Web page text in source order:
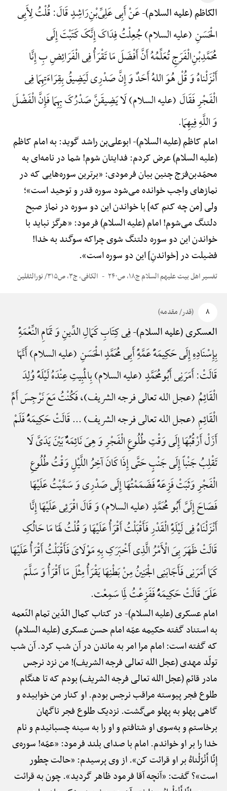
الکاظم (علیه السلام)-عَنْ أَبِی عَلِیِّ‌بْنِ‌رَاشِدٍ قَالَ: قُلْتُ لِأَبِی
الْحَسَنِ (علیه السلام) جُعِلْتُ فِدَاکَ إِنَّکَ کَتَبْتَ إِلَی
مُحَمَّدِ‌بْنِ‌الْفَرَجِ تُعَلِّمُهُ أَنَّ أَفْضَلَ مَا تَقْرَأُ فِی الْفَرَائِضِ بِ إِنَّا
أَنْزَلْناهُ وَ قُلْ هُوَ اللهُ أَحَدٌ وَ إِنَّ صَدْرِی لَیَضِیقُ بِقِرَاءَتِهِمَا فِی
الْفَجْرِ فَقَالَ (علیه السلام) لَا یَضِیقَنَّ صَدْرُکَ بِهِمَا فَإِنَّ الْفَضْلَ
وَ اللَّهِ فِیهِمَا.
امام کاظم (علیه السلام)-ابوعلی‌بن راشد گوید: به امام کاظم
(علیه السلام) عرض کردم: فدایتان شوم! شما در نامه‌ای به
محمّدبن‌فرَج چنین بیان فرمودی: «برترین سوره‌هایی که در
نمازهای واجب خوانده می‌شود سوره قدر و توحید است»؛
ولی [من چه کنم که] با خواندن این دو سوره در نماز صبح
دلتنگ می‌شوم! امام (علیه السلام) فرمود: «هرگز نباید با
خواندن این دو سوره دلتنگ شوی چراکه سوگند به خدا!
فضیلت در [خواندنِ] این دو سوره است».
تفسیر اهل بیت علیهم السلام ج۱۸، ص۲۴۰ الکافی، ج۳، ص۳۱۵/ نورالثقلین
۸ (قدر/ مقدمه)
العسکری (علیه السلام)-فِی کِتَابِ کَمَالِ الدِّینِ وَ تَمَامِ النِّعْمَهًِْ
بِإِسْنَادِهِ إِلَی حَکِیمَهًَْ عَمَّهًِْ أَبِی مُحَمَّدٍ الْحَسَنِ (علیه السلام) أَنَّهَا
قَالَتْ: أَمَرَنِی أَبُومُحَمَّدٍ (علیه السلام) بِالْمَبِیتِ عِنْدَهُ لَیْلَهًَْ وُلِدَ
الْقَائِمُ (عجل الله تعالی فرجه الشریف)، فَکُنْتُ مَعَ نَرْجِسَ أَمِّ
الْقَائِمِ (عجل الله تعالی فرجه الشریف) ... قَالَتْ حَکِیمَهًُْ فَلَمْ
أَزَلْ أَرْقُبُهَا إِلَی وَقْتِ طُلُوعِ الْفَجْرِ وَ هِیَ نَائِمَهًٌْ بَیْنَ یَدَیَّ لَا
تَقْلِبُ جَنْباً إِلَی جَنْبٍ حَتَّی إِذَا کَانَ آخِرُ اللَّیْلِ وَقْتُ طُلُوعِ
الْفَجْرِ وَثَبَتْ فَزِعَهًًْ فَضَمَمْتُهَا إِلَی صَدْرِی وَ سَمَّیْتُ عَلَیْهَا
فَصَاحَ إِلَیَّ أَبُو مُحَمَّدٍ (علیه السلام) وَ قَالَ اقْرَئِی عَلَیْهَا إِنَّا
أَنْزَلْنَاهُ فِی لَیْلَهًِْ الْقَدْرِ فَأَقْبَلْتُ أَقْرَأُ عَلَیْهَا وَ قُلْتُ لَهَا مَا حَالُکِ
قَالَتْ ظَهَرَ بِیَ الْأَمْرُ الَّذِی أَخْبَرَکِ بِهِ مَوْلَایَ فَأَقْبَلْتُ أَقْرَأُ عَلَیْهَا
کَمَا أَمَرَنِی فَأَجَابَنِی الْجَنِینُ مِنْ بَطْنِهَا یَقْرَأُ مِثْلَ مَا أَقْرَأُ وَ سَلَّمَ
عَلَیَ قَالَتْ حَکِیمَهًُْ فَفَزِعْتُ لِمَا سَمِعْت.
امام عسکری (علیه السلام)-در کتاب کمال الدّین تمام النّعمه
به استناد گفته حکیمه عمّه امام حسن عسکری (علیه السلام)
که گفته است: امام مرا امر به ماندن در آن شب کرد. آن شب
تولّد مهدی (عجل الله تعالی فرجه الشریف)! من نزد نرجس
مادر قائم (عجل الله تعالی فرجه الشریف) بودم که تا هنگام
طلوع فجر پیوسته مراقب نرجس بودم. او کنار من خوابیده و
گاهی پهلو به پهلو می‌گشت. نزدیک طلوع فجر ناگهان
برخاستم و به‌سوی او شتافتم و او را به سینه چسبانیدم و نام
خدا را بر او خواندم. امام با صدای بلند فرمود: «عمّه! سوره‌ی
إِنَّا أَنْزَلْناهُ بر او قرائت کن». از وی پرسیدم: «حالت چطور
است»؟ گفت: «آنچه آقا فرمود ظاهر گردید». چون به قرائت